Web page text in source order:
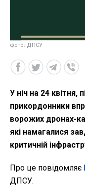
фото: ДПСУ
У ніч на 24 квітня,
прикордонники
ворожих дронах-
які намагалися
критичній
Про це повідомляє
ДПСУ.